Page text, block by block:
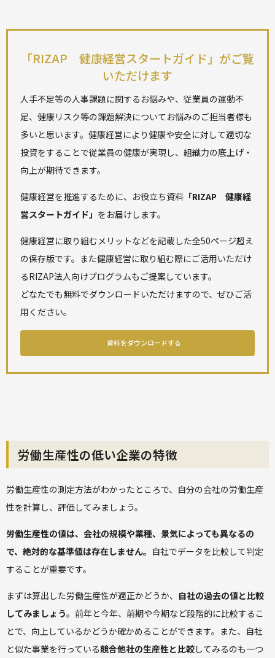
「RIZAP 健康経営スタートガイド」がご覧
いただけます
人手不足等の人事課題に関するお悩みや、従業員の運動不
足、健康リスク等の課題解決についてお悩みのご担当者様も
多いと思います。健康経営により健康や安全に対して適切な
投資をすることで従業員の健康が実現し、組織力の底上げ・
向上が期待できます。
健康経営を推進するために、お役立ち資料 「RIZAP 健康経
営スタートガイド」 をお届けします。
健康経営に取り組むメリットなどを記載した全50ページ超え
の保存版です。また健康経営に取り組む際にご活用いただけ
るRIZAP法人向けプログラムもご提案しています。
どなたでも無料でダウンロードいただけますので、ぜひご活
用ください。
資料をダウンロードする
労働生産性の低い企業の特徴
労働生産性の測定方法がわかったところで、自分の会社の労働生産
性を計算し、評価してみましょう。
労働生産性の値は、会社の規模や業種、景気によっても異なるの
で、絶対的な基準値は存在しません。 自社でデータを比較して判定
することが重要です。
まずは算出した労働生産性が適正かどうか、 自社の過去の値と比較
してみましょう。前年と今年、前期や今期など段階的に比較するこ
とで、向上しているかどうか確かめることができます。また、自社
と似た事業を行っている競合他社の生産性と比較してみるのも一つ